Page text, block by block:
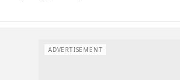
ADVERTISEMENT